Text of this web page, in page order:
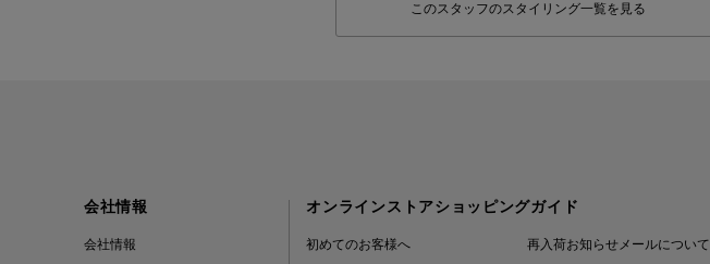
このスタッフのスタイリング一覧を見る
会社情報
会社情報
オンラインストアショッピングガイド
初めてのお客様へ 再入荷お知らせメールについて